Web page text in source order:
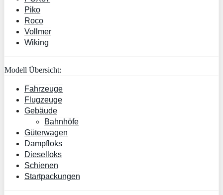
Piko
Roco
Vollmer
Wiking
Modell Übersicht:
Fahrzeuge
Flugzeuge
Gebäude
Bahnhöfe
Güterwagen
Dampfloks
Dieselloks
Schienen
Startpackungen